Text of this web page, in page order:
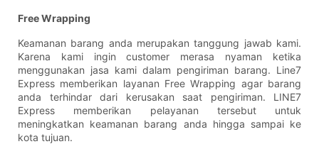
Free Wrapping
Keamanan barang anda merupakan tanggung jawab kami.
Karena kami ingin customer merasa nyaman ketika
menggunakan jasa kami dalam pengiriman barang. Line7
Express memberikan layanan Free Wrapping agar barang
anda terhindar dari kerusakan saat pengiriman. LINE7
Express memberikan pelayanan tersebut untuk
meningkatkan keamanan barang anda hingga sampai ke
kota tujuan.